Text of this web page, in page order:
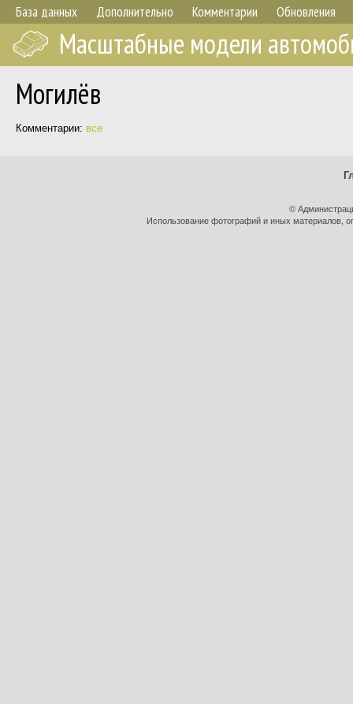
База данных Дополнительно Комментарии Обновления
Масштабные модели
Могилёв
Комментарии: все
©
Использование фотографий и иных материалов,